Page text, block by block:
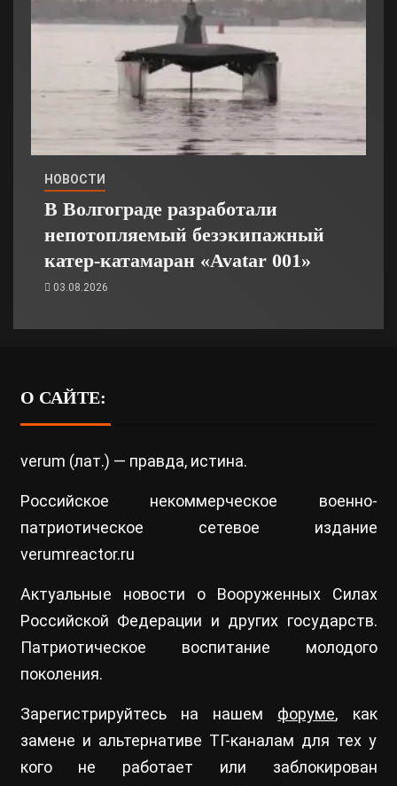
НОВОСТИ
В Волгограде разработали
непотопляемый безэкипажный
катер-катамаран «Avatar 001»
03.08.2026
О САЙТЕ:
verum (лат.) — правда, истина.
Российское некоммерческое военно-
патриотическое сетевое издание
verumreactor.ru
Актуальные новости о Вооруженных Силах
Российской Федерации и других государств.
Патриотическое воспитание молодого
поколения.
Зарегистрируйтесь на нашем форуме, как
замене и альтернативе ТГ-каналам для тех у
кого не работает или заблокирован